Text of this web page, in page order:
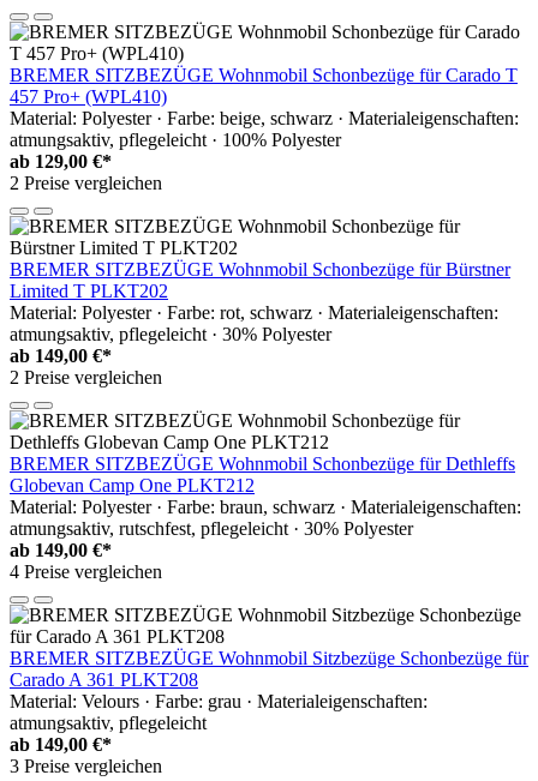
BREMER SITZBEZÜGE Wohnmobil Schonbezüge für Carado T
457 Pro+ (WPL410)
Material: Polyester · Farbe: beige, schwarz · Materialeigenschaften:
atmungsaktiv, pflegeleicht · 100% Polyester
ab 129,00 €*
2 Preise vergleichen
BREMER SITZBEZÜGE Wohnmobil Schonbezüge für Bürstner
Limited T PLKT202
Material: Polyester · Farbe: rot, schwarz · Materialeigenschaften:
atmungsaktiv, pflegeleicht · 30% Polyester
ab 149,00 €*
2 Preise vergleichen
BREMER SITZBEZÜGE Wohnmobil Schonbezüge für Dethleffs
Globevan Camp One PLKT212
Material: Polyester · Farbe: braun, schwarz · Materialeigenschaften:
atmungsaktiv, rutschfest, pflegeleicht · 30% Polyester
ab 149,00 €*
4 Preise vergleichen
BREMER SITZBEZÜGE Wohnmobil Sitzbezüge Schonbezüge für
Carado A 361 PLKT208
Material: Velours · Farbe: grau · Materialeigenschaften:
atmungsaktiv, pflegeleicht
ab 149,00 €*
3 Preise vergleichen